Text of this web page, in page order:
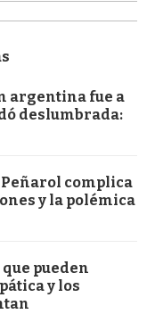
argentina fue a
deslumbrada:
Peñarol complica
y la polémica
pueden
y los